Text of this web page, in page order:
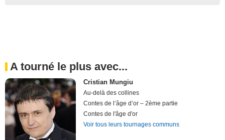
A tourné le plus avec...
Cristian Mungiu
Au-delà des collines
Contes de l’âge d’or – 2ème partie
Contes de l'âge d'or
Voir tous leurs tournages communs